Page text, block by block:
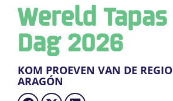
Wereld Tapas
Dag 2026
KOM PROEVEN VAN DE REGIO
ARAGÓN